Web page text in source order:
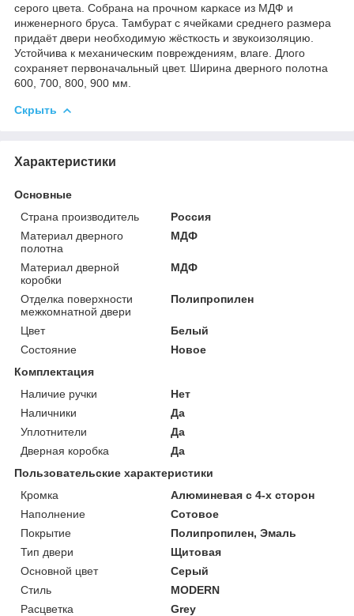
серого цвета. Собрана на прочном каркасе из МДФ и
инженерного бруса. Тамбурат с ячейками среднего размера
придаёт двери необходимую жёсткость и звукоизоляцию.
Устойчива к механическим повреждениям, влаге. Длого
сохраняет первоначальный цвет. Ширина дверного полотна
600, 700, 800, 900 мм.
Скрыть
Характеристики
Основные
Страна производитель
Россия
Материал дверного
полотна
МДФ
Материал дверной
коробки
МДФ
Отделка поверхности
межкомнатной двери
Полипропилен
Цвет
Белый
Состояние
Новое
Комплектация
Наличие ручки
Нет
Наличники
Да
Уплотнители
Да
Дверная коробка
Да
Пользовательские характеристики
Кромка
Алюминевая с 4-х сторон
Наполнение
Сотовое
Покрытие
Полипропилен, Эмаль
Тип двери
Щитовая
Основной цвет
Серый
Стиль
MODERN
Расцветка
Grey